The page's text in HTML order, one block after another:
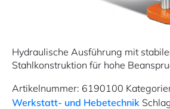
Hydraulische Ausführung mit
Stahlkonstruktion für hohe
Artikelnummer: 6190100
Werkstatt- und Hebetechnik